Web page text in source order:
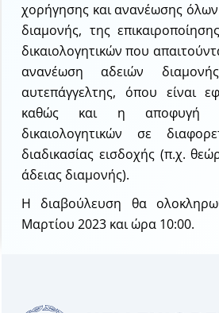
χορήγησης και ανανέωσης
διαμονής, της
δικαιολογητικών που
ανανέωση αδειών
αυτεπάγγελτης, όπου είναι
καθώς και η αποφυγή
δικαιολογητικών σε
διαδικασίας εισδοχής (π.χ.
άδειας διαμονής).
Η διαβούλευση θα
Μαρτίου 2023 και ώρα 10:00.